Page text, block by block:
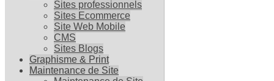
Sites professionnels
Sites Ecommerce
Site Web Mobile
CMS
Sites Blogs
Graphisme & Print
Maintenance de Site